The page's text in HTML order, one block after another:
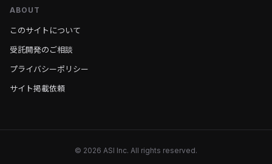
ABOUT
このサイトについて
受託開発のご相談
プライバシーポリシー
サイト掲載依頼
© 2026 ASI Inc. All rights reserved.